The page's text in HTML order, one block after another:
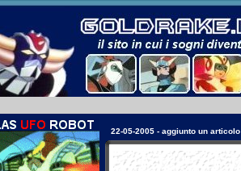
17-08-2003 - aggiunta una